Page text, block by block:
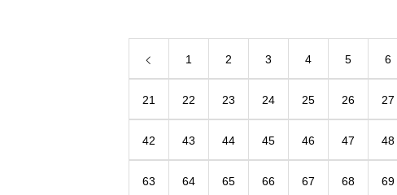
杯食べてくださいました。１日に焼めし（大
1 2 3 4 5 6
21 22 23 24 25 26 27
42 43 44 45 46 47 48
63 64 65 66 67 68 69